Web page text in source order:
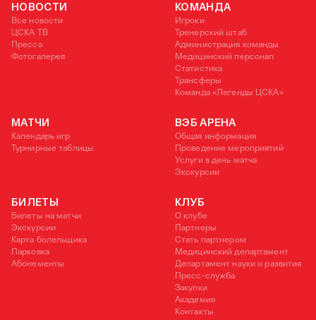
НОВОСТИ
Все новости
ЦСКА ТВ
Пресса
Фотогалерея
КОМАНДА
Игроки
Тренерский штаб
Администрация команды
Медицинский персонал
Статистика
Трансферы
Команда «Легенды ЦСКА»
МАТЧИ
Календарь игр
Турнирные таблицы
ВЭБ АРЕНА
Общая информация
Проведение мероприятий
Услуги в день матча
Экскурсии
БИЛЕТЫ
Билеты на матчи
Экскурсии
Карта болельщика
Парковка
Абонементы
КЛУБ
О клубе
Партнеры
Стать партнером
Медицинский департамент
Департамент науки и развития
Пресс-служба
Закупки
Академия
Контакты